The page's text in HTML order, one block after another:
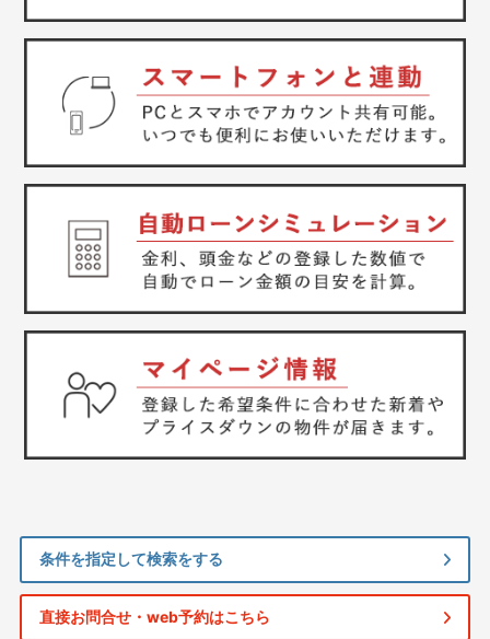
条件を指定して検索をする
直接お問合せ・web予約はこちら